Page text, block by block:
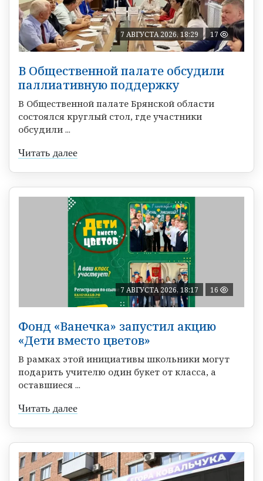
7 АВГУСТА 2026, 18:29 17
В Общественной палате обсудили
паллиативную поддержку
В Общественной палате Брянской области
состоялся круглый стол, где участники
обсудили ...
Читать далее
7 АВГУСТА 2026, 18:17 16
Фонд «Ванечка» запустил акцию
«Дети вместо цветов»
В рамках этой инициативы школьники могут
подарить учителю один букет от класса, а
оставшиеся ...
Читать далее